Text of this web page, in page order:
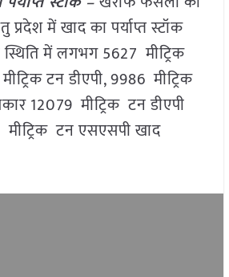
प्रदेश में खाद का पर्याप्त स्टॉक
स्थिति में लगभग 5627 मीट्रिक
टन डीएपी, 9986 मीट्रिक
12079 मीट्रिक टन डीएपी
टन एसएसपी खाद